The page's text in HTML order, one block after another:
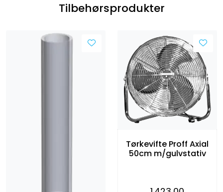
Tilbehørsprodukter
Tørkevifte Proff Axial
50cm m/gulvstativ